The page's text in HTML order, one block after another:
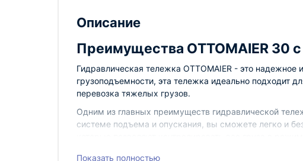
Описание
Преимущества ОTTOМAIER 30
Гидравлическая тележка ОTTOМAIER - это надежное
грузоподъемности, эта тележка идеально подходит
перевозка тяжелых грузов.
Одним из главных преимуществ гидравлической
системе подъема и опускания, вы сможете легко и
Гидравлическая тележка ОTTOМAIER 30 с весами
Показать полностью